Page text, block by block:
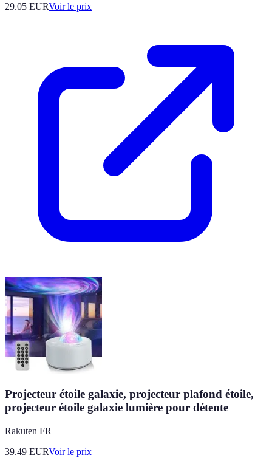
29.05 EURVoir le prix
Projecteur étoile galaxie, projecteur plafond étoile,
projecteur étoile galaxie lumière pour détente
Rakuten FR
39.49 EURVoir le prix